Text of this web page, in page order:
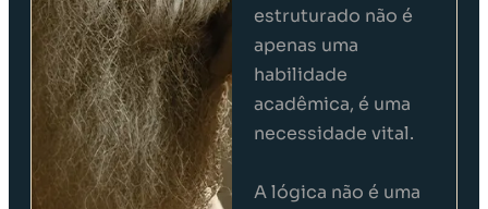
estruturado não é
apenas uma
habilidade
acadêmica, é uma
necessidade vital.
A lógica não é uma